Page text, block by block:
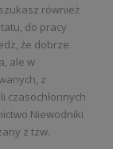
również
do pracy
że dobrze
ale w
z
czasochłonnych
Niewodniki
z tzw.